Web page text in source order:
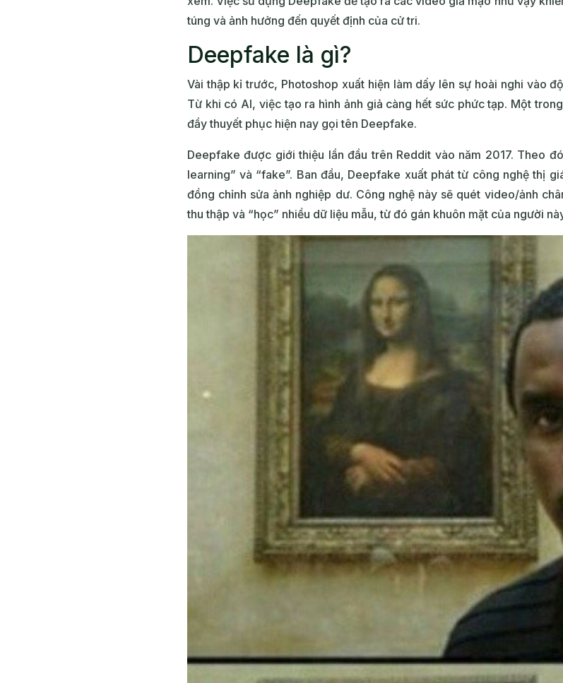
túng và ảnh hưởng đến quyết định của cử tri.
Deepfake là gì?
Vài thập kỉ trước, Photoshop xuất hiện làm dấy lên sự hoài nghi vào
Từ khi có AI, việc tạo ra hình ảnh giả càng hết sức phức tạp. Một
đầy thuyết phục hiện nay gọi tên Deepfake.
Deepfake được giới thiệu lần đầu trên Reddit vào năm 2017. Theo
learning” và “fake”. Ban đầu, Deepfake xuất phát từ công nghệ thị
đồng chỉnh sửa ảnh nghiệp dư. Công nghệ này sẽ quét video/ảnh
thu thập và “học” nhiều dữ liệu mẫu, từ đó gán khuôn mặt của người